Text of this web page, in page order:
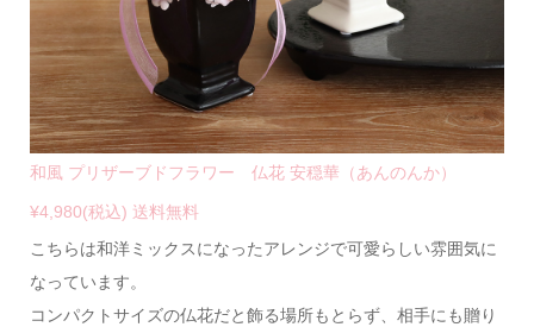
和風 プリザーブドフラワー 仏花 安穏華（あんのんか）
¥4,980(税込) 送料無料
こちらは和洋ミックスになったアレンジで可愛らしい雰囲気に
なっています。
コンパクトサイズの仏花だと飾る場所もとらず、相手にも贈り